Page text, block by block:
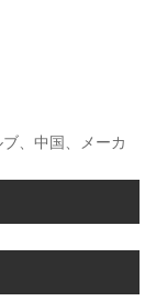
、中国、メーカ